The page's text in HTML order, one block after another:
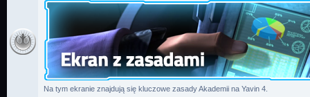
Na tym ekranie znajdują się kluczowe zasady Akademii na Yavin 4.